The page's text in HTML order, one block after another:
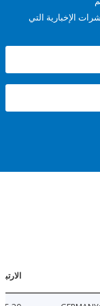
التي
الارتباطات